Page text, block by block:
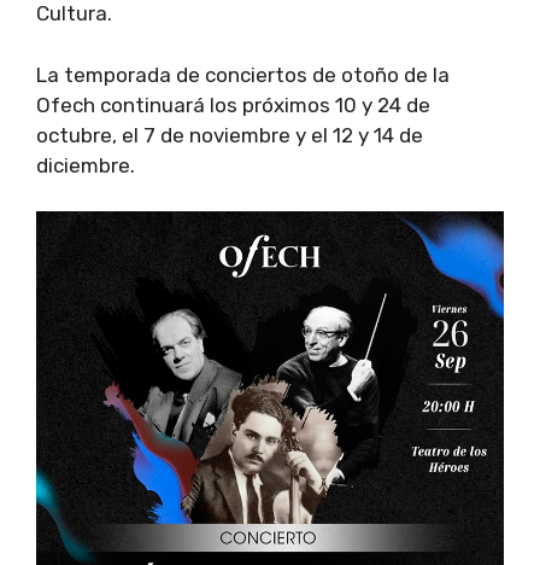
Cultura.
La temporada de conciertos de otoño de la
Ofech continuará los próximos 10 y 24 de
octubre, el 7 de noviembre y el 12 y 14 de
diciembre.